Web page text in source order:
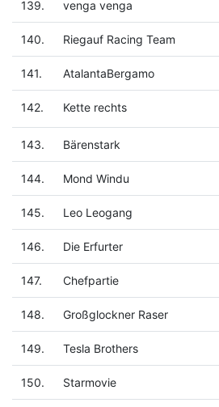
139. venga venga
140. Riegauf Racing Team
141. AtalantaBergamo
142. Kette rechts
143. Bärenstark
144. Mond Windu
145. Leo Leogang
146. Die Erfurter
147. Chefpartie
148. Großglockner Raser
149. Tesla Brothers
150. Starmovie